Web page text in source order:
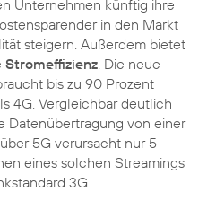
Unternehmen künftig ihre
in den Markt
steigern. Außerdem bietet
Stromeffizienz. Die neue
bis zu 90 Prozent
4G. Vergleichbar deutlich
Datenübertragung von einer
5G verursacht nur 5
eines solchen Streamings
3G.